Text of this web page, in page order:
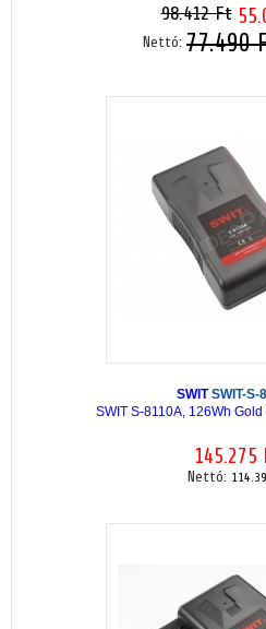
98.412 Ft
Nettó: 77.490
SWITSWIT-S-
SWIT S-8110A, 126Wh
145.275
Nettó: